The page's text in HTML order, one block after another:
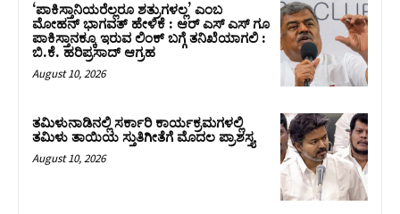
‘ಪಾಕಿಸ್ತಾನಿಯರೆಲ್ಲರೂ ಶತ್ರುಗಳಲ್ಲ’ ಎಂಬ
ಮೋಹನ್‌ ಭಾಗವತ್ ಹೇಳಿಕೆ : ಆರ್ ಎಸ್ ಎಸ್ ಗೂ
ಪಾಕಿಸ್ತಾನಕ್ಕೂ ಇರುವ ಲಿಂಕ್ ಬಗ್ಗೆ ತನಿಖೆಯಾಗಲಿ :
ಬಿ.ಕೆ. ಹರಿಪ್ರಸಾದ್‌ ಆಗ್ರಹ
August 10, 2026
ತಮಿಳುನಾಡಿನಲ್ಲಿ ಸರ್ಕಾರಿ ಕಾರ್ಯಕ್ರಮಗಳಲ್ಲಿ
ತಮಿಳು ತಾಯಿಯ ಸ್ತುತಿಗೀತೆಗೆ ಮೊದಲ ಪ್ರಾಶಸ್ತ್ಯ
August 10, 2026